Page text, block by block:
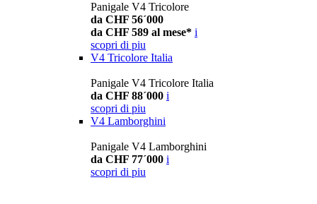
Panigale V4 Tricolore
da CHF 56´000
da CHF 589 al mese* i
scopri di piu
V4 Tricolore Italia
Panigale V4 Tricolore Italia
da CHF 88´000 i
scopri di piu
V4 Lamborghini
Panigale V4 Lamborghini
da CHF 77´000 i
scopri di piu